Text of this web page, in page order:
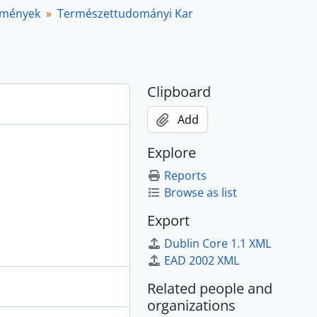
Természettudományi Kar
Clipboard
Add
Explore
Reports
Browse as list
Export
Dublin Core 1.1 XML
EAD 2002 XML
Related people and
organizations